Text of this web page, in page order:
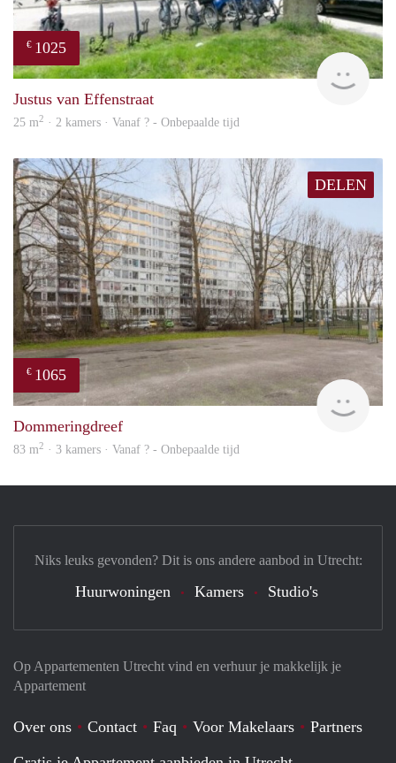
€ 1025
Justus van Effenstraat
25 m2 · 2 kamers · Vanaf ? - Onbepaalde tijd
DELEN
€ 1065
Dommeringdreef
83 m2 · 3 kamers · Vanaf ? - Onbepaalde tijd
Op Appartementen Utrecht vind en verhuur je makkelijk je
Appartement
Over ons Contact Faq Voor Makelaars
Partners
Niks leuks gevonden? Dit is ons andere aanbod in Utrecht:
Huurwoningen Kamers Studio's